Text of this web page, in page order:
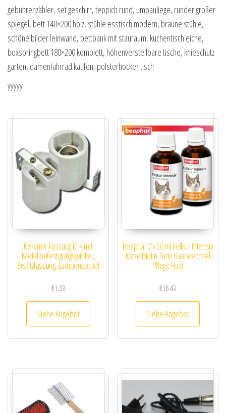
gebührenzähler, set geschirr, teppich rund, umbauliege, runder großer
spiegel, bett 140×200 holz, stühle esstisch modern, braune stühle,
schöne bilder leinwand, bettbank mit stauraum, küchentisch eiche,
boxspringbett 180×200 komplett, höhenverstellbare tische, knieschutz
garten, damenfahrrad kaufen, polsterhocker tisch
yyyyy
Keramik-Fassung E14 mit
Metallbefestigungswinkel,
Ersatzfassung, Lampensockel
€1.03
Siehe Angebot
Beaphar 2 x 50 ml Fellkur Intensiv
Katze Biotin Turin Haarwechsel
Pflege Haut
€16.43
Siehe Angebot